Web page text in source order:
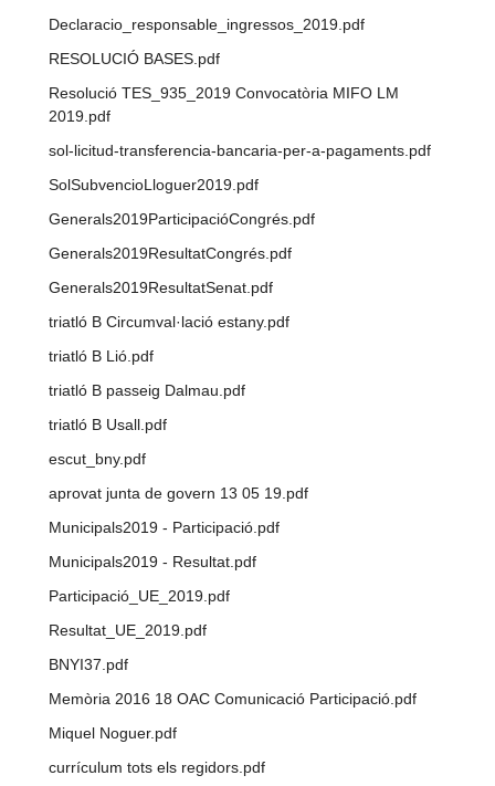
Declaracio_responsable_ingressos_2019.pdf
RESOLUCIÓ BASES.pdf
Resolució TES_935_2019 Convocatòria MIFO LM
2019.pdf
sol-licitud-transferencia-bancaria-per-a-pagaments.pdf
SolSubvencioLloguer2019.pdf
Generals2019ParticipacióCongrés.pdf
Generals2019ResultatCongrés.pdf
Generals2019ResultatSenat.pdf
triatló B Circumval·lació estany.pdf
triatló B Lió.pdf
triatló B passeig Dalmau.pdf
triatló B Usall.pdf
escut_bny.pdf
aprovat junta de govern 13 05 19.pdf
Municipals2019 - Participació.pdf
Municipals2019 - Resultat.pdf
Participació_UE_2019.pdf
Resultat_UE_2019.pdf
BNYI37.pdf
Memòria 2016 18 OAC Comunicació Participació.pdf
Miquel Noguer.pdf
currículum tots els regidors.pdf